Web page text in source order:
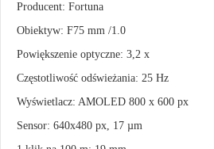
Producent: Fortuna
Obiektyw: F75 mm /1.0
Powiększenie optyczne: 3,2 x
Częstotliwość odświeżania: 25 Hz
Wyświetlacz: AMOLED 800 x 600 px
Sensor: 640x480 px, 17 µm